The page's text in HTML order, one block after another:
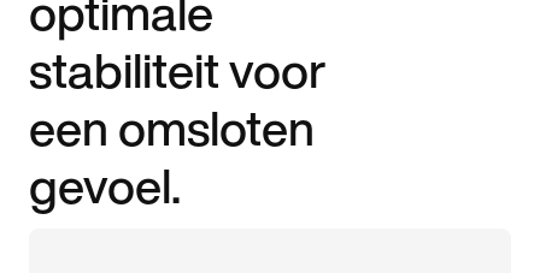
stabiliteit voor
een omsloten
gevoel.